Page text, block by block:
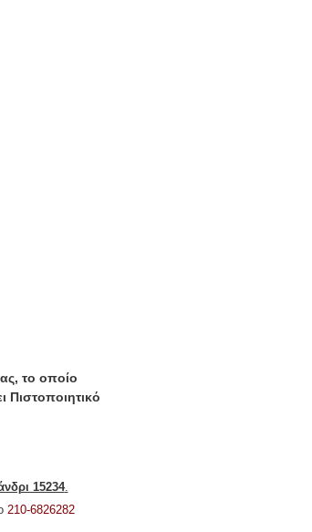
το οποίο
Πιστοποιητικό
15234.
210-6826282